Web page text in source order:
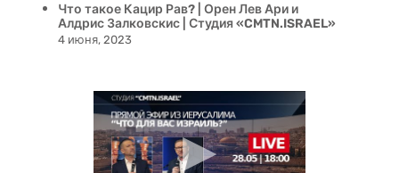
Что такое Кацир Рав? | Орен Лев Ари и
Алдрис Залковскис | Студия «CMTN.ISRAEL»
4 июня, 2023